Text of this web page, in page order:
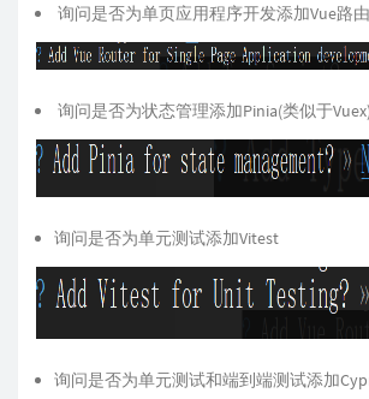
询问是否为单页应用程序开发添加Vue路
询问是否为状态管理添加Pinia(类似于Vuex)
询问是否为单元测试添加Vitest
询问是否为单元测试和端到端测试添加